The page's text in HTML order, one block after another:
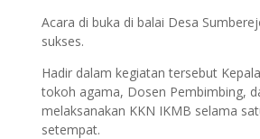
Acara di buka di balai Desa
sukses.
Hadir dalam kegiatan tersebut
tokoh agama, Dosen Pembimbing,
melaksanakan KKN IKMB selama
setempat.